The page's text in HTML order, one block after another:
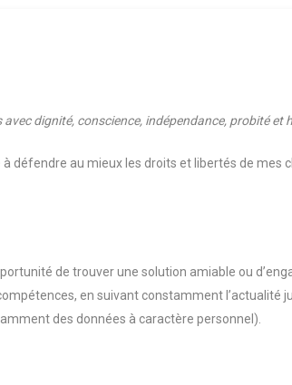
dignité, conscience, indépendance, probité et
défendre au mieux les droits et libertés de mes
de trouver une solution amiable ou
en suivant constamment l’actualité
des données à caractère personnel).